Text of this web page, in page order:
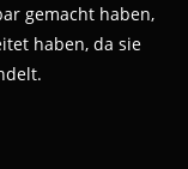
gemacht haben,
haben, da sie